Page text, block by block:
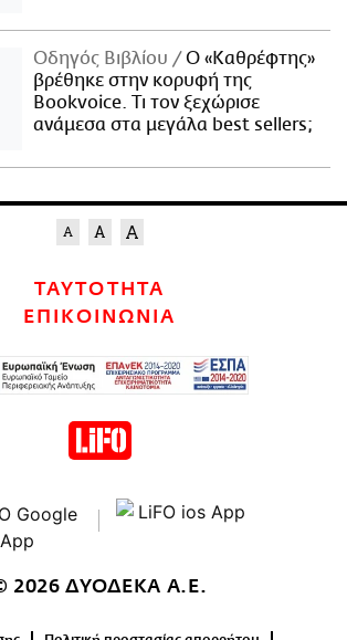
Οδηγός Βιβλίου
Ο «Καθρέφτης»
βρέθηκε στην κορυφή της
Bookvoice. Τι τον ξεχώρισε
ανάμεσα στα μεγάλα best sellers;
ΤΑΥΤΟΤΗΤΑ
ΕΠΙΚΟΙΝΩΝΙΑ
2026 ΔΥΟΔΕΚΑ Α.Ε.